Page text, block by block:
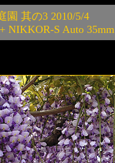
園 其の3 2010/5/4
NIKKOR-S Auto